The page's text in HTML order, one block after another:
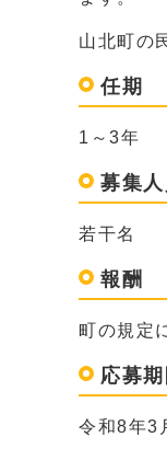
山北町の
任期
1～3年
募集人
若干名
報酬
町の規定
応募
令和8年3